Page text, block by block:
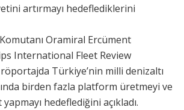
artırmayı hedeflediklerini
Oramiral Ercüment
International Fleet Review
Türkiye’nin milli denizaltı
birden fazla platform üretmeyi ve
hedeflediğini açıkladı.